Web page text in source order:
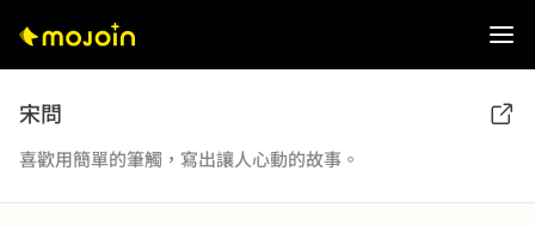
宋問
喜歡用簡單的筆觸，寫出讓人心動的故事。